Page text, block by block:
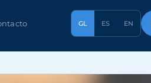
GL ES EN